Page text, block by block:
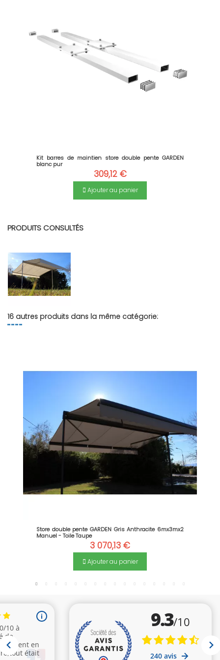
Kit barres de maintien store double pente GARDEN
blanc pur
309,12 €
Ajouter au panier
PRODUITS CONSULTÉS
16 autres produits dans la même catégorie:
Store double pente GARDEN Gris Anthracite 6mx3mx2
Manuel - Toile Taupe
3 070,13 €
Ajouter au panier